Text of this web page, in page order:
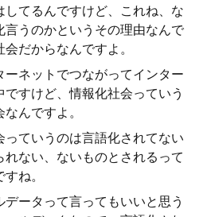
してるんですけど、これね、な
言うのかというその理由なんで
だからなんですよ。
ネットでつながってインター
すけど、情報化社会っていう
んですよ。
っていうのは言語化されてない
れない、ないものとされるって
ね。
ータって言ってもいいと思う